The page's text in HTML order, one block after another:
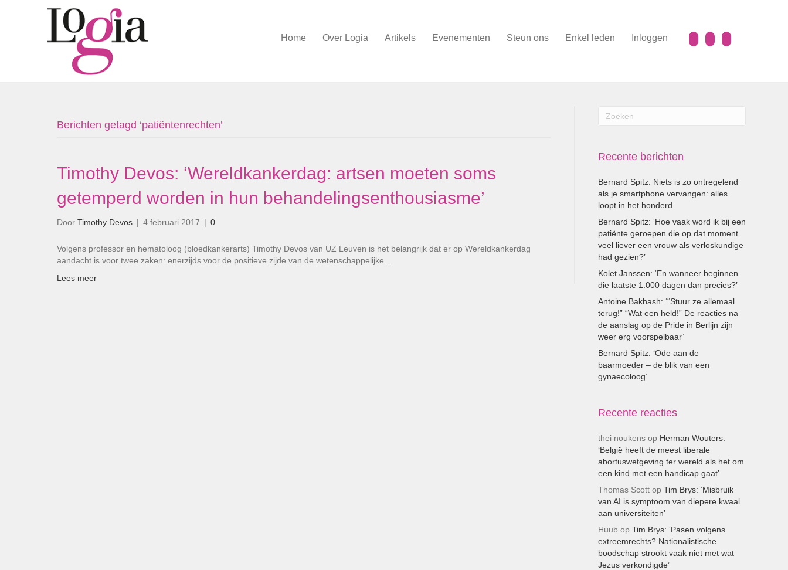
Home Over Logia Artikels Evenementen Steun ons Enkel leden Inloggen
Berichten getagd ‘patiëntenrechten’
Timothy Devos: ‘Wereldkankerdag: artsen moeten soms
getemperd worden in hun behandelingsenthousiasme’
Door Timothy Devos | 4 februari 2017 | 0
Volgens professor en hematoloog (bloedkankerarts) Timothy Devos van UZ Leuven is het belangrijk dat er op Wereldkankerdag
aandacht is voor twee zaken: enerzijds voor de positieve zijde van de wetenschappelijke…
Lees meer
Recente berichten
Bernard Spitz: Niets is zo ontregelend
als je smartphone vervangen: alles
loopt in het honderd
Bernard Spitz: ‘Hoe vaak word ik bij een
patiënte geroepen die op dat moment
veel liever een vrouw als verloskundige
had gezien?’
Kolet Janssen: ‘En wanneer beginnen
die laatste 1.000 dagen dan precies?’
Antoine Bakhash: ‘“Stuur ze allemaal
terug!” “Wat een held!” De reacties na
de aanslag op de Pride in Berlijn zijn
weer erg voorspelbaar’
Bernard Spitz: ‘Ode aan de
baarmoeder – de blik van een
gynaecoloog’
Recente reacties
thei noukensop Herman Wouters:
‘België heeft de meest liberale
abortuswetgeving ter wereld als het om
een kind met een handicap gaat’
Thomas Scottop Tim Brys: ‘Misbruik
van AI is symptoom van diepere kwaal
aan universiteiten’
Huub op Tim Brys: ‘Pasen volgens
extreemrechts? Nationalistische
boodschap strookt vaak niet met wat
Jezus verkondigde’